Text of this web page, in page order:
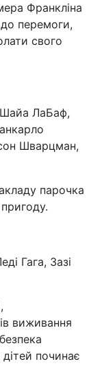
Франкліна
перемоги,
свого
ЛаБаф,
Шварцман,
парочка
Гага, Зазі
виживання
починає